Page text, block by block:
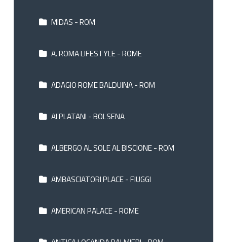
MIDAS - ROM
A. ROMA LIFESTYLE - ROME
ADAGIO ROME BALDUINA - ROM
AI PLATANI - BOLSENA
ALBERGO AL SOLE AL BISCIONE - ROM
AMBASCIATORI PLACE - FIUGGI
AMERICAN PALACE - ROME